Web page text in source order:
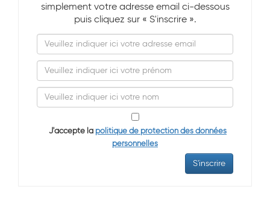
simplement votre adresse email ci-dessous
puis cliquez sur « S'inscrire ».
J'accepte la politique de protection des données
personnelles